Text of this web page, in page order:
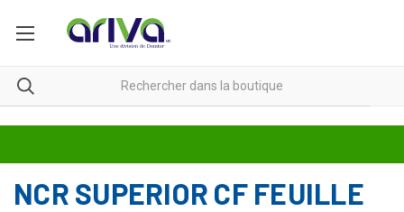
NCR SUPERIOR CF FEUILLE